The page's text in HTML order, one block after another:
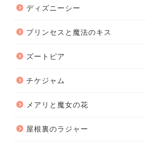
ディズニーシー
プリンセスと魔法のキス
ズートピア
チケジャム
メアリと魔女の花
屋根裏のラジャー